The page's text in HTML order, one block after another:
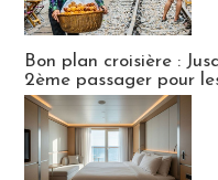
Bon plan croisière :
2ème passager pour